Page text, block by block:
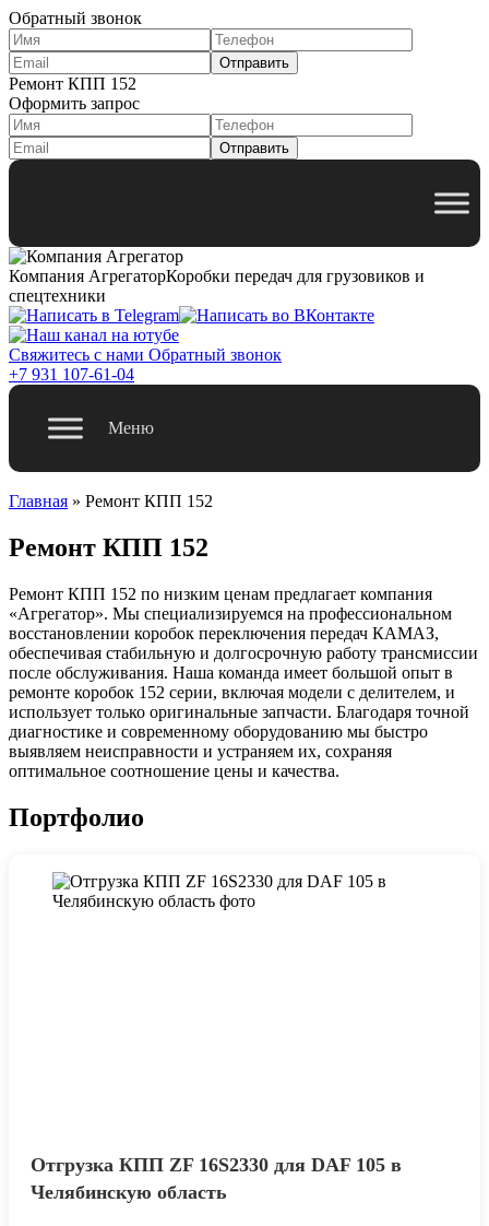
Обратный звонок
Ремонт КПП 152
Оформить запрос
Компания АгрегаторКоробки передач для грузовиков и
спецтехники
Свяжитесь с нами Обратный звонок
+7 931 107-61-04
Меню
Главная » Ремонт КПП 152
Ремонт КПП 152
Ремонт КПП 152 по низким ценам предлагает компания
«Агрегатор». Мы специализируемся на профессиональном
восстановлении коробок переключения передач КАМАЗ,
обеспечивая стабильную и долгосрочную работу трансмиссии
после обслуживания. Наша команда имеет большой опыт в
ремонте коробок 152 серии, включая модели с делителем, и
использует только оригинальные запчасти. Благодаря точной
диагностике и современному оборудованию мы быстро
выявляем неисправности и устраняем их, сохраняя
оптимальное соотношение цены и качества.
Портфолио
Отгрузка КПП ZF 16S2330 для DAF 105 в
Челябинскую область